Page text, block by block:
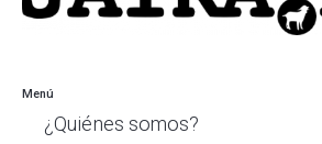
Menú
¿Quiénes somos?